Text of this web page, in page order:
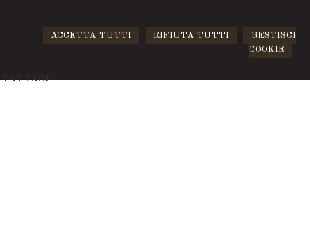
ACCETTA TUTTI RIFIUTA TUTTI
GESTISCI
COOKIE